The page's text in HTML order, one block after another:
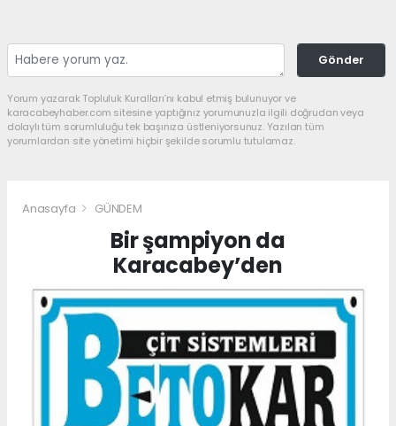
Gönder
Yorum yazarak Topluluk Kuralları’nı kabul etmiş bulunuyor ve
karacabeyhaber.com sitesine yaptığınız yorumunuzla ilgili doğrudan veya
dolaylı tüm sorumluluğu tek başınıza üstleniyorsunuz. Yazılan tüm
yorumlardan site yönetimi hiçbir şekilde sorumlu tutulamaz.
Anasayfa GÜNDEM
Bir şampiyon da
Karacabey’den